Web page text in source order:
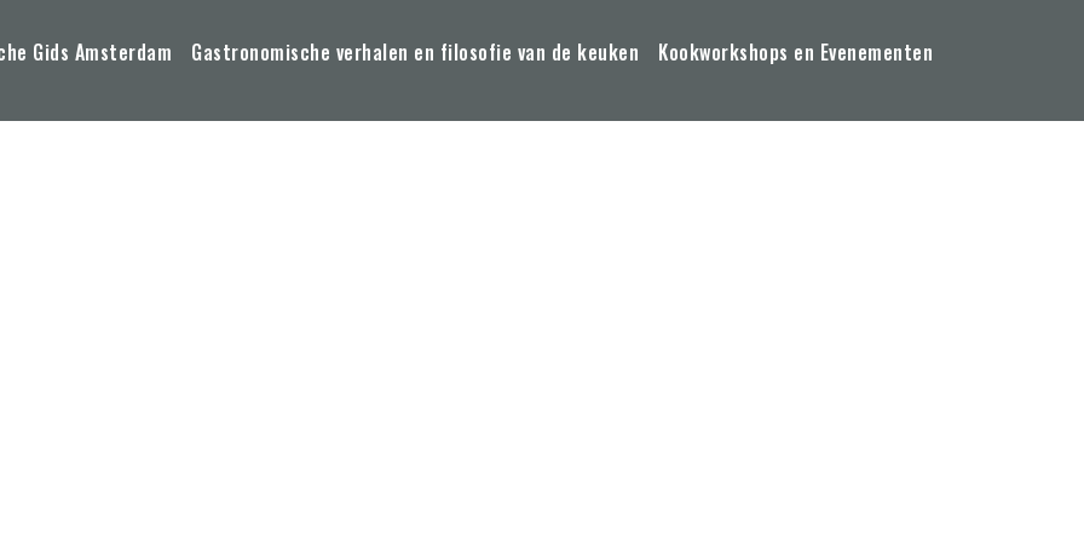
Gids Amsterdam Gastronomische verhalen en filosofie van de keuken Kookworkshops en Evenementen